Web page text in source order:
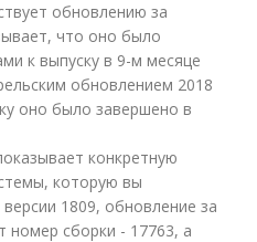
обновлению за
что оно было
к выпуску в 9-м месяце
обновлением 2018
оно было завершено в
конкретную
которую вы
1809, обновление за
номер сборки - 17763, а